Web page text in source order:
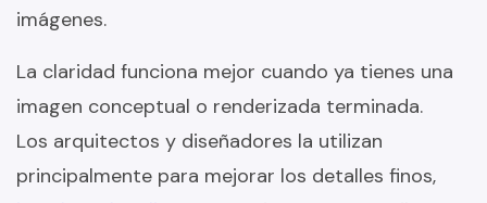
imágenes.
La claridad funciona mejor cuando ya tienes una
imagen conceptual o renderizada terminada.
Los arquitectos y diseñadores la utilizan
principalmente para mejorar los detalles finos,